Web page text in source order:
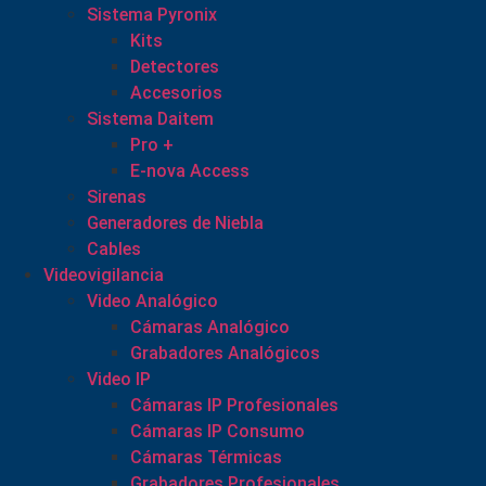
Sistema Pyronix
Kits
Detectores
Accesorios
Sistema Daitem
Pro +
E-nova Access
Sirenas
Generadores de Niebla
Cables
Videovigilancia
Video Analógico
Cámaras Analógico
Grabadores Analógicos
Video IP
Cámaras IP Profesionales
Cámaras IP Consumo
Cámaras Térmicas